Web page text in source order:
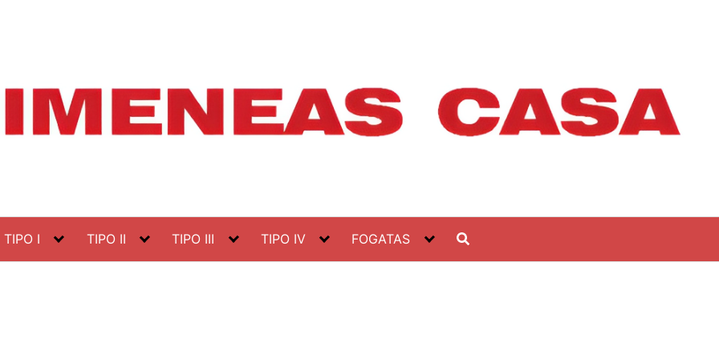
TIPO I TIPO II TIPO III TIPO IV FOGATAS